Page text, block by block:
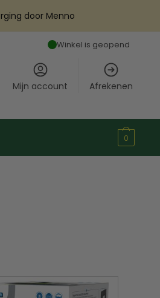
door Menno
Winkel is geopend
Mijn account Afrekenen
0